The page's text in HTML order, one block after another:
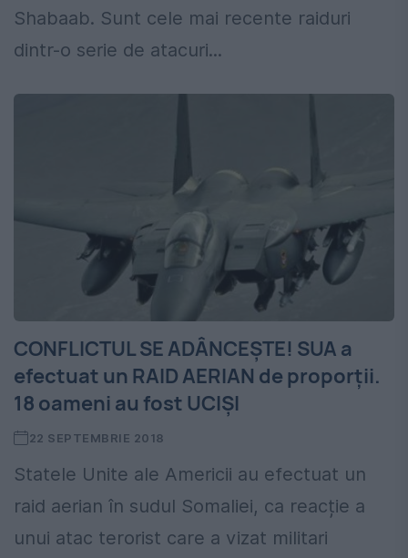
Shabaab. Sunt cele mai recente raiduri
dintr-o serie de atacuri...
CONFLICTUL SE ADÂNCEȘTE! SUA a
efectuat un RAID AERIAN de proporții.
18 oameni au fost UCIȘI
22 SEPTEMBRIE 2018
Statele Unite ale Americii au efectuat un
raid aerian în sudul Somaliei, ca reacție a
unui atac terorist care a vizat militari